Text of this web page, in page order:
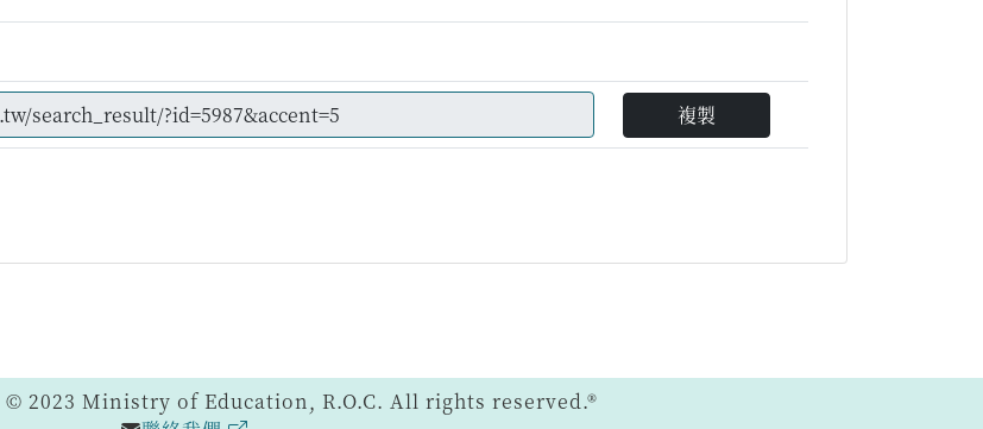
複製
© 2023 Ministry of Education, R.O.C. All rights reserved.®